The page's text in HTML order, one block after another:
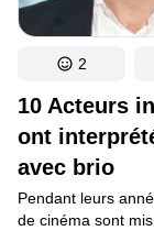
10 Acteurs
ont
avec brio
Pendant leurs
de cinéma sont
2